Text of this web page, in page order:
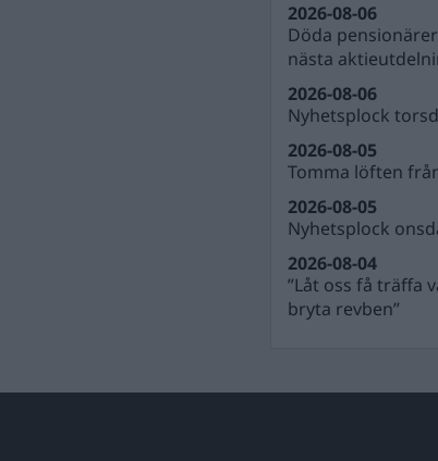
Döda
nästa
2026-08-06
Nyhetsplock
2026-08-06
Tomma löften
2026-08-05
Nyhetsplock
2026-08-05
”Låt oss få träffa
bryta revben”
2026-08-04